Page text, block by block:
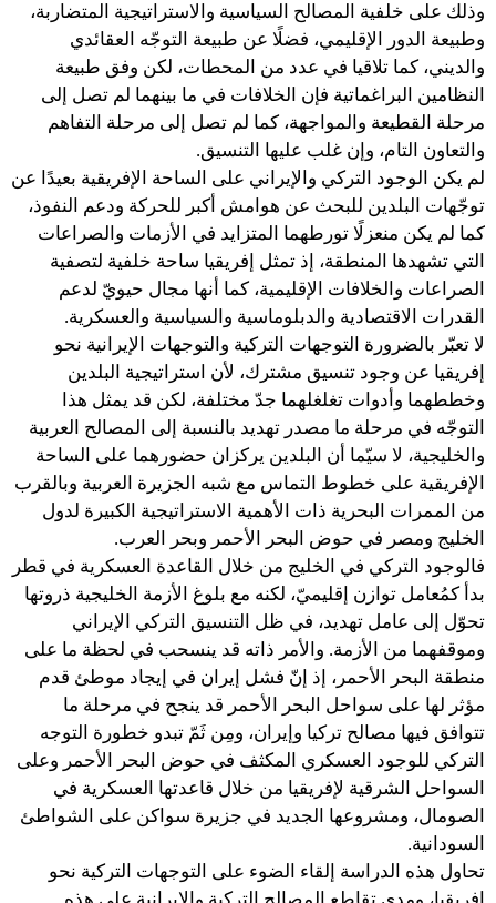
وذلك على خلفية المصالح السياسية والاستراتيجية المتضاربة،
وطبيعة الدور الإقليمي، فضلًا عن طبيعة التوجّه العقائدي
والديني، كما تلاقيا في عدد من المحطات، لكن وفق طبيعة
النظامين البراغماتية فإن الخلافات في ما بينهما لم تصل إلى
مرحلة القطيعة والمواجهة، كما لم تصل إلى مرحلة التفاهم
والتعاون التام، وإن غلب عليها التنسيق.
لم يكن الوجود التركي والإيراني على الساحة الإفريقية بعيدًا عن
توجّهات البلدين للبحث عن هوامش أكبر للحركة ودعم النفوذ،
كما لم يكن منعزلًا تورطهما المتزايد في الأزمات والصراعات
التي تشهدها المنطقة، إذ تمثل إفريقيا ساحة خلفية لتصفية
الصراعات والخلافات الإقليمية، كما أنها مجال حيويّ لدعم
القدرات الاقتصادية والدبلوماسية والسياسية والعسكرية.
لا تعبّر بالضرورة التوجهات التركية والتوجهات الإيرانية نحو
إفريقيا عن وجود تنسيق مشترك، لأن استراتيجية البلدين
وخططهما وأدوات تغلغلهما جدّ مختلفة، لكن قد يمثل هذا
التوجّه في مرحلة ما مصدر تهديد بالنسبة إلى المصالح العربية
والخليجية، لا سيّما أن البلدين يركزان حضورهما على الساحة
الإفريقية على خطوط التماس مع شبه الجزيرة العربية وبالقرب
من الممرات البحرية ذات الأهمية الاستراتيجية الكبيرة لدول
الخليج ومصر في حوض البحر الأحمر وبحر العرب.
فالوجود التركي في الخليج من خلال القاعدة العسكرية في قطر
بدأ كمُعامل توازن إقليميّ، لكنه مع بلوغ الأزمة الخليجية ذروتها
تحوّل إلى عامل تهديد، في ظل التنسيق التركي الإيراني
وموقفهما من الأزمة. والأمر ذاته قد ينسحب في لحظة ما على
منطقة البحر الأحمر، إذ إنّ فشل إيران في إيجاد موطئ قدم
مؤثر لها على سواحل البحر الأحمر قد ينجح في مرحلة ما
تتوافق فيها مصالح تركيا وإيران، ومِن ثَمّ تبدو خطورة التوجه
التركي للوجود العسكري المكثف في حوض البحر الأحمر وعلى
السواحل الشرقية لإفريقيا من خلال قاعدتها العسكرية في
الصومال، ومشروعها الجديد في جزيرة سواكن على الشواطئ
السودانية.
تحاول هذه الدراسة إلقاء الضوء على التوجهات التركية نحو